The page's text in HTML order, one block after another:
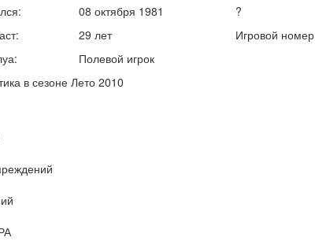
08 октября 1981
29 лет
Полевой игрок
?
Игровой номер
в сезоне Лето 2010